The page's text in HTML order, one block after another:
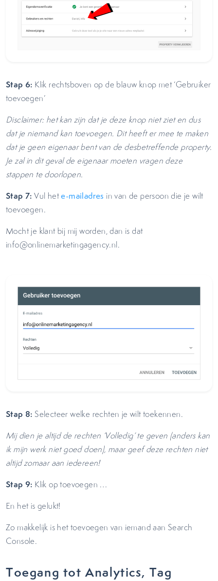
Stap 6: Klik rechtsboven op de blauw knop met ‘Gebruiker
toevoegen’
Disclaimer: het kan zijn dat je deze knop niet ziet en dus
dat je niemand kan toevoegen. Dit heeft er mee te maken
dat je geen eigenaar bent van de desbetreffende property.
Je zal in dit geval de eigenaar moeten vragen deze
stappen te doorlopen.
Stap 7: Vul hete-mailadres in van de persoon die je wilt
toevoegen.
Mocht je klant bij mij worden, dan is dat
info@onlinemarketingagency.nl.
Stap 8: Selecteer welke rechten je wilt toekennen.
Mij dien je altijd de rechten ‘Volledig’ te geven (anders kan
ik mijn werk niet goed doen), maar geef deze rechten niet
altijd zomaar aan iedereen!
Stap 9: Klik op toevoegen …
En het is gelukt!
Zo makkelijk is het toevoegen van iemand aan Search
Console.
Toegang tot Analytics, Tag